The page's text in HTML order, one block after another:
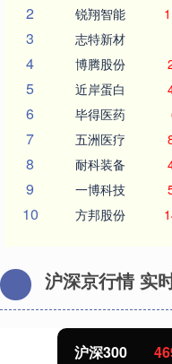
2 锐翔智能
3 志特新材
4 博腾股份
5 近岸蛋白
6 毕得医药
7 五洲医疗
8 耐科装备
9 一博科技
10 方邦股份
沪深京行情 实
北证50